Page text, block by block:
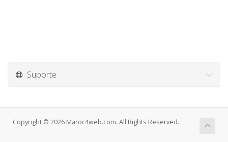
Suporte
Copyright © 2026 Maroc4web.com. All Rights Reserved.